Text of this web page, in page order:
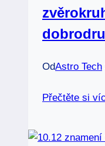
OdAstro Tech
Přečtěte si